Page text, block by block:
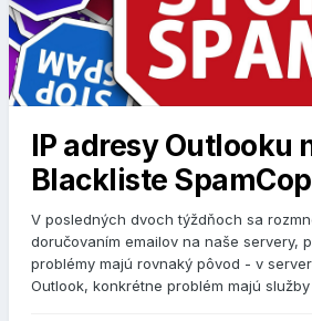
IP adresy Outlooku
Blackliste
V posledných dvoch týždňoch sa
doručovaním emailov na naše servery,
problémy majú rovnaký pôvod - v
Outlook, konkrétne problém majú služby